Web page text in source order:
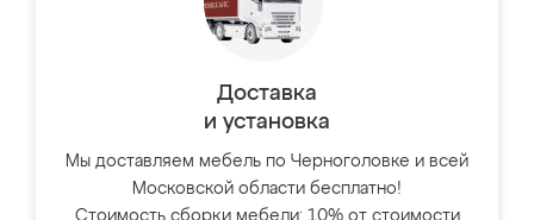
Доставка
и установка
Мы доставляем мебель по Черноголовке и всей
Московской области бесплатно!
Стоимость сборки мебели: 10% от стоимости